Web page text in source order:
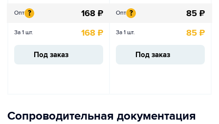
Опт ? 168 ₽
За 1 шт. 168 ₽
Под заказ
Опт ? 85 ₽
За 1 шт. 85 ₽
Под заказ
Сопроводительная документация